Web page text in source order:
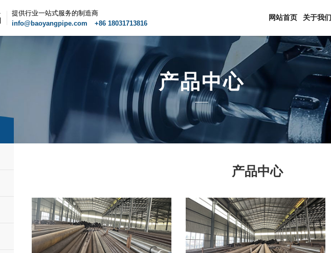
提供行业一站式服务的制造商
info@baoyangpipe.com
+86 18031713816
网站首页 关于我们
产品中心
产品中心